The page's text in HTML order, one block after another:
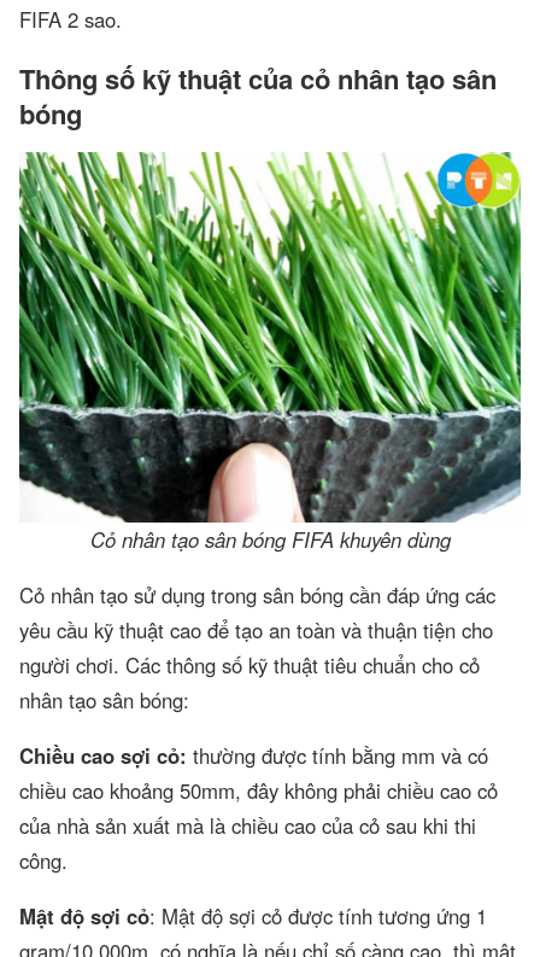
FIFA 2 sao.
Thông số kỹ thuật của cỏ nhân tạo sân
bóng
Cỏ nhân tạo sân bóng FIFA khuyên dùng
Cỏ nhân tạo sử dụng trong sân bóng cần đáp ứng các
yêu cầu kỹ thuật cao để tạo an toàn và thuận tiện cho
người chơi. Các thông số kỹ thuật tiêu chuẩn cho cỏ
nhân tạo sân bóng:
Chiều cao sợi cỏ: thường được tính bằng mm và có
chiều cao khoảng 50mm, đây không phải chiều cao cỏ
của nhà sản xuất mà là chiều cao của cỏ sau khi thi
công.
Mật độ sợi cỏ: Mật độ sợi cỏ được tính tương ứng 1
gram/10.000m, có nghĩa là nếu chỉ số càng cao, thì mật